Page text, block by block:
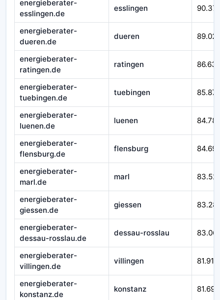
energieberater-
esslingen.de
esslingen
energieberater-
dueren.de
dueren
energieberater-
ratingen.de
ratingen
energieberater-
tuebingen.de
tuebingen 85.871
energieberater-
luenen.de
luenen
energieberater-
flensburg.de
flensburg
energieberater-
marl.de
marl
energieberater-
giessen.de
giessen
energieberater-
dessau-rosslau.de
dessau-rosslau 83.061
energieberater-
villingen.de
villingen 81.916
energieberater-
konstanz.de
konstanz 81.692